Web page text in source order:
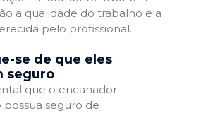
a qualidade do trabalho e a
pelo profissional.
se de que eles
seguro
que o encanador
seguro de